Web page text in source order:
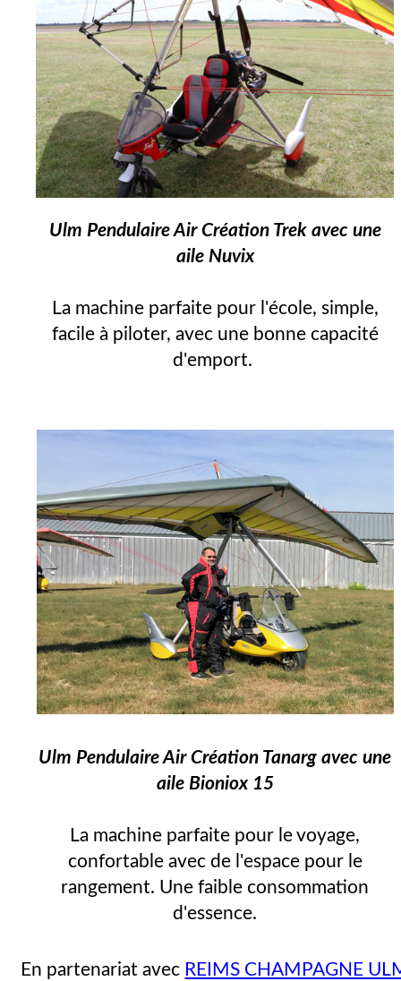
Ulm Pendulaire Air Création Trek avec une
aile Nuvix
La machine parfaite pour l'école, simple,
facile à piloter, avec une bonne capacité
d'emport.
Ulm Pendulaire Air Création Tanarg avec une
aile Bioniox 15
La machine parfaite pour le voyage,
confortable avec de l'espace pour le
rangement. Une faible consommation
d'essence.
En partenariat avec REIMS CHAMPAGNE